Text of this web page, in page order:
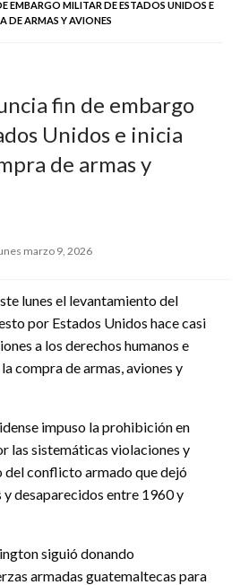
EMBARGO MILITAR DE ESTADOS UNIDOS E
DE ARMAS Y AVIONES
fin de embargo
Unidos e inicia
de armas y
marzo 9, 2026
lunes el levantamiento del
por Estados Unidos hace casi
a los derechos humanos e
compra de armas, aviones y
impuso la prohibición en
las sistemáticas violaciones y
del conflicto armado que dejó
desaparecidos entre 1960 y
siguió donando
armadas guatemaltecas para